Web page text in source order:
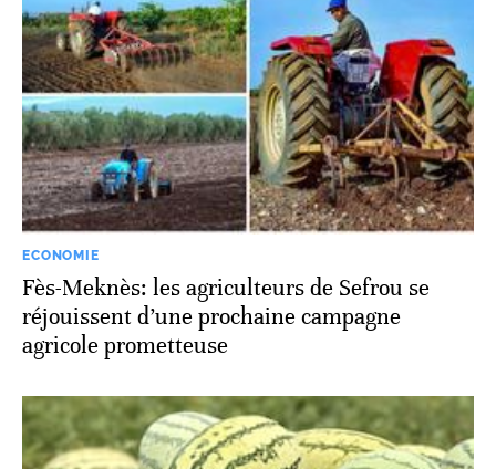
ECONOMIE
Fès-Meknès: les agriculteurs de Sefrou se
réjouissent d’une prochaine campagne
agricole prometteuse